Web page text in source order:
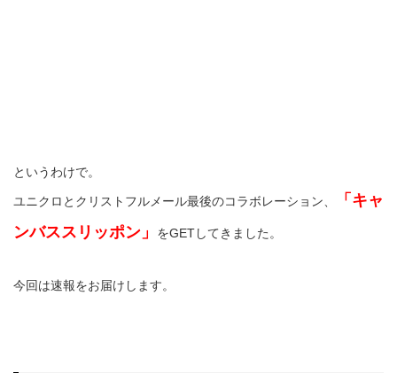
というわけで。
ユニクロとクリストフルメール最後のコラボレーション、
「キャ
ンバススリッポン」
をGETしてきました。
今回は速報をお届けします。